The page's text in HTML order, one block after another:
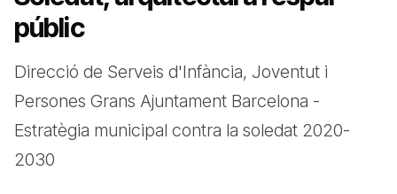
públic
Direcció de Serveis d'Infància, Joventut i
Persones Grans Ajuntament Barcelona -
Estratègia municipal contra la soledat 2020-
2030